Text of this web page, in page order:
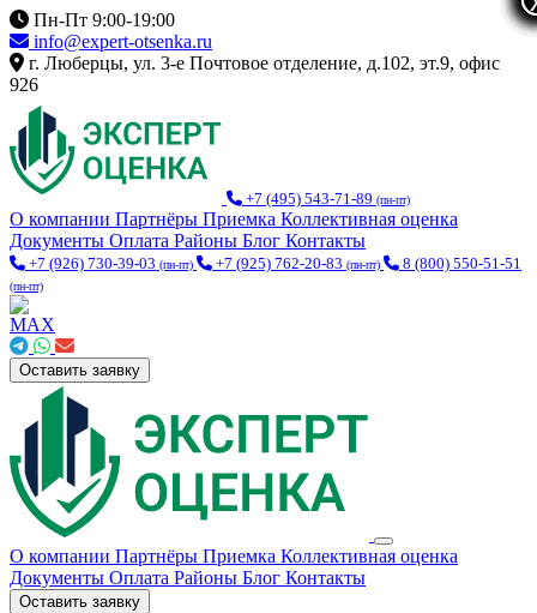
Пн-Пт 9:00-19:00
info@expert-otsenka.ru
г. Люберцы, ул. 3-е Почтовое отделение, д.102, эт.9, офис
926
+7 (495) 543-71-89 (пн-пт)
О компании Партнёры Приемка Коллективная оценка
Документы Оплата Районы Блог Контакты
+7 (926) 730-39-03 (пн-пт) +7 (925) 762-20-83 (пн-пт) 8 (800) 550-51-51
(пн-пт)
Оставить заявку
О компании Партнёры Приемка Коллективная оценка
Документы Оплата Районы Блог Контакты
Оставить заявку